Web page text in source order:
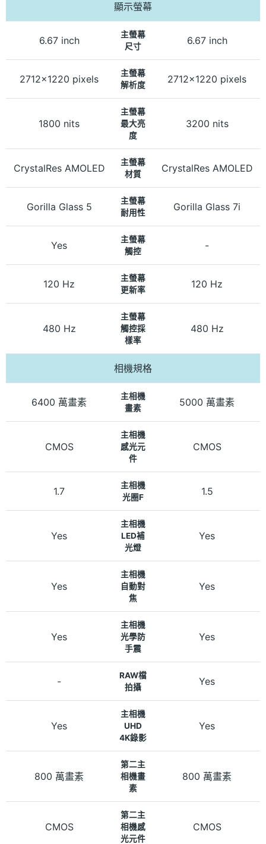
顯示螢幕
6.67 inch
主螢幕
尺寸
6.67 inch
2712x1220 pixels
主螢幕
解析度
2712x1220 pixels
1800 nits
主螢幕
最大亮
度
3200 nits
CrystalRes AMOLED
主螢幕
材質
CrystalRes AMOLED
Gorilla Glass 5
主螢幕
耐用性
Gorilla Glass 7i
Yes
主螢幕
觸控
-
120 Hz
主螢幕
更新率
120 Hz
480 Hz
主螢幕
觸控採
樣率
480 Hz
相機規格
6400 萬畫素
主相機
畫素
5000 萬畫素
CMOS
主相機
感光元
件
CMOS
1.7
主相機
光圈F
1.5
Yes
主相機
LED補
光燈
Yes
Yes
主相機
自動對
焦
Yes
Yes
主相機
光學防
手震
Yes
-
RAW檔
拍攝
Yes
Yes
主相機
UHD
4K錄影
Yes
800 萬畫素
第二主
相機畫
素
800 萬畫素
CMOS
第二主
相機感
光元件
CMOS